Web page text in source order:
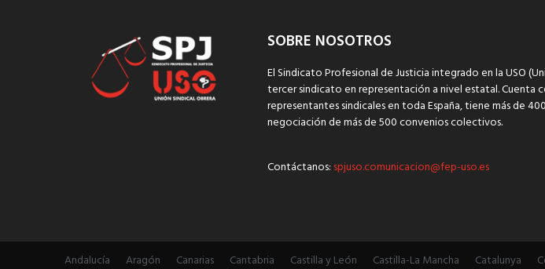
SOBRE NOSOTROS
El Sindicato Profesional de Justicia integrado en la USO
tercer sindicato en representación a nivel estatal. Cuenta
representantes sindicales en toda España, tiene más de
negociación de más de 500 convenios colectivos.
Contáctanos: spjuso.comunicacion@fep-uso.es
Andalucía Aragón Canarias Cantabria Castilla y León Castilla-La Mancha Catalunya